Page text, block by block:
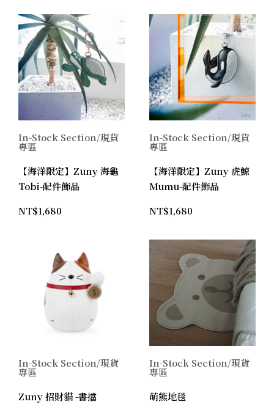
In-Stock Section/現貨
專區
【海洋限定】Zuny 海龜
Tobi-配件飾品
NT$1,680
In-Stock Section/現貨
專區
【海洋限定】Zuny 虎鯨
Mumu-配件飾品
NT$1,680
In-Stock Section/現貨
專區
Zuny 招財貓 -書擋
In-Stock Section/現貨
專區
萌熊地毯